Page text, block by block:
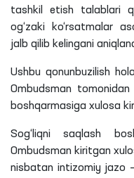
tashkil etish talablari
og‘zaki ko‘rsatmalar
jalb qilib kelingani
Ushbu qonunbuzilish
Ombudsman tomonidan
boshqarmasiga xulosa
Sog‘liqni saqlash
Ombudsman kiritgan
nisbatan intizomiy jazo —